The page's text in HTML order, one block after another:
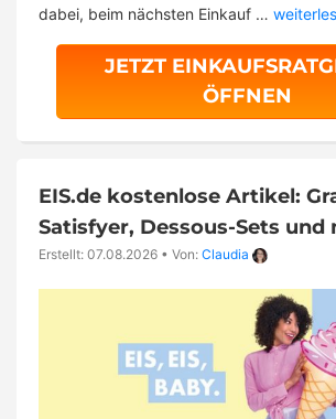
dabei, beim nächsten Einkauf …
JETZT
ÖFFNEN
EIS.de kostenlose Artikel:
Satisfyer, Dessous-Sets und
Erstellt: 07.08.2026 • Von: Claudia